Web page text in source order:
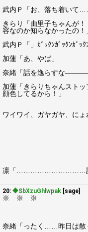
武内Ｐ「お、落ち着い
きらり「由里子ちゃんが
容なのか知らなかったの！
武内Ｐ「」ｶﾞｯｸﾝｶﾞｯｸﾝｶﾞｯｸ
加蓮「あ、やば」
奈緒「話を逸らすな
加蓮「きらりちゃんスト
顔色してるから！」
ワイワイ、ガヤガヤ、にょ
凛「…………………………許
20: ◆SbXzuGhlwpak [sage]
※ ※ ※
奈緒「ったく……昨日は散